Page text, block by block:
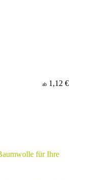
ab 1,12 €
für Ihre